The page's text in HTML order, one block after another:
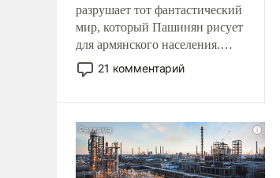
разрушает тот фантастический
мир, который Пашинян рисует
для армянского населения.
Мир, где политические
прожекты будут безусловно
налогоплательщиков и где
Еревану за свои поступки не
нужно отвечать.
21 комментарий